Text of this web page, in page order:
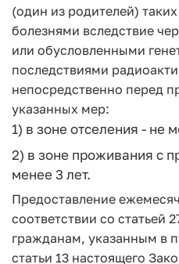
(один из родителей)
болезнями вследствие
или обусловленными
последствиями
непосредственно перед
указанных мер:
1) в зоне отселения - не
2) в зоне проживания с
менее 3 лет.
Предоставление
соответствии со статьей
гражданам, указанным в
статьи 13 настоящего